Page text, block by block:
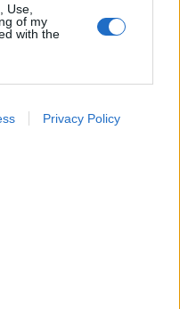
Use,
of my
with the
storage
Privacy Policy